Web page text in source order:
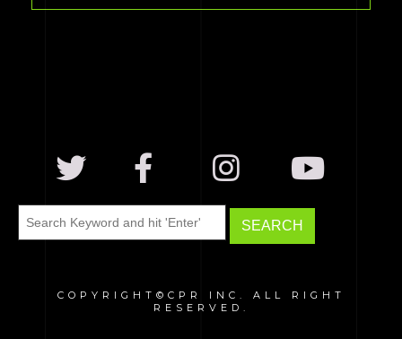
COPYRIGHT©CPR INC. ALL RIGHT
RESERVED.